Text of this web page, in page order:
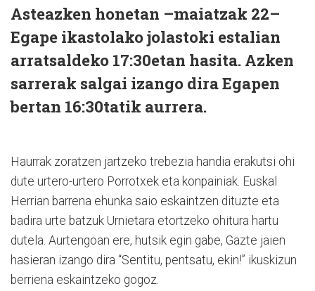
Asteazken honetan –maiatzak 22–
Egape ikastolako jolastoki estalian
arratsaldeko 17:30etan hasita. Azken
sarrerak salgai izango dira Egapen
bertan 16:30tatik aurrera.
Haurrak zoratzen jartzeko trebezia handia erakutsi ohi
dute urtero-urtero Porrotxek eta konpainiak. Euskal
Herrian barrena ehunka saio eskaintzen dituzte eta
badira urte batzuk Urnietara etortzeko ohitura hartu
dutela. Aurtengoan ere, hutsik egin gabe, Gazte jaien
hasieran izango dira “Sentitu, pentsatu, ekin!” ikuskizun
berriena eskaintzeko gogoz.